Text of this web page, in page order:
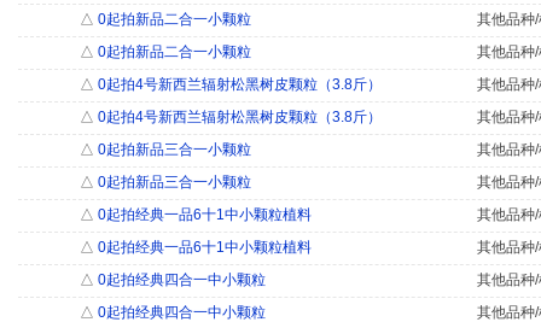
△ 0起拍新品二合一小颗粒
其他品种
△ 0起拍新品二合一小颗粒
其他品种
△ 0起拍4号新西兰辐射松黑树皮颗粒（3.8斤）
其他品种
△ 0起拍4号新西兰辐射松黑树皮颗粒（3.8斤）
其他品种
△ 0起拍新品三合一小颗粒
其他品种
△ 0起拍新品三合一小颗粒
其他品种
△ 0起拍经典一品6十1中小颗粒植料
其他品种
△ 0起拍经典一品6十1中小颗粒植料
其他品种
△ 0起拍经典四合一中小颗粒
其他品种
△ 0起拍经典四合一中小颗粒
其他品种